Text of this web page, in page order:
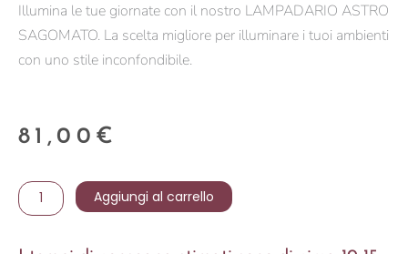
Illumina le tue giornate con il nostro LAMPADARIO ASTRO
SAGOMATO. La scelta migliore per illuminare i tuoi ambienti
con uno stile inconfondibile.
81,00 €
LAMPADARIO
ASTRO
Aggiungi al carrello